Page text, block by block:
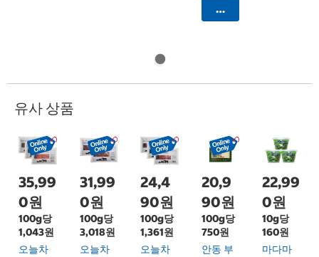
카트에 담기
유사 상품
35,99
0원
100g당
1,043원
오늘차
31,99
0원
100g당
3,018원
오늘차
24,4
90원
100g당
1,361원
오늘차
20,9
90원
100g당
750원
안동 부
22,99
0원
10g당
160원
마다마